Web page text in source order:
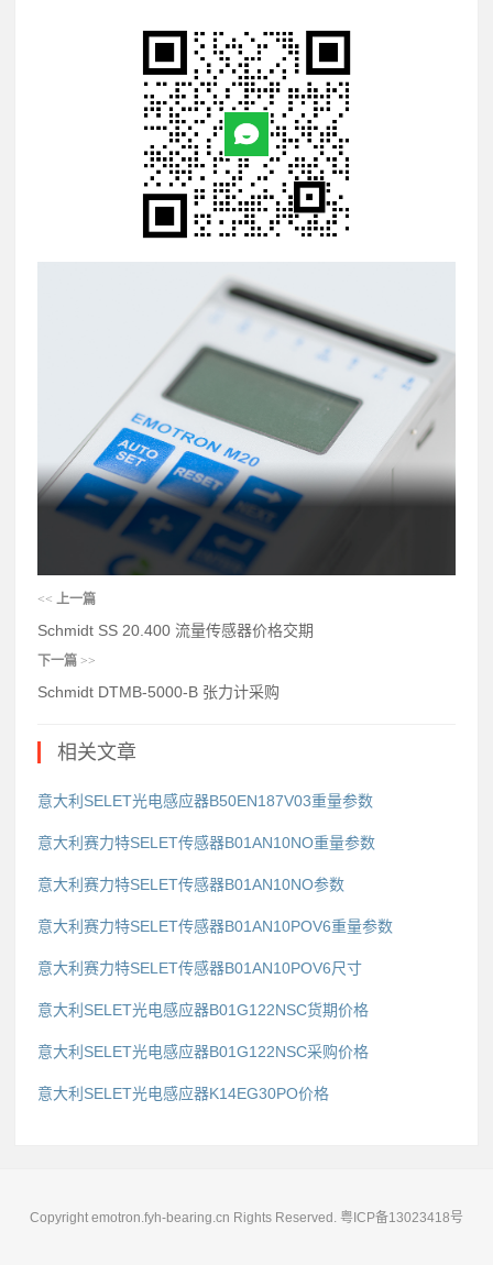
<< 上一篇
Schmidt SS 20.400 流量传感器价格交期
下一篇 >>
Schmidt DTMB-5000-B 张力计采购
相关文章
意大利SELET光电感应器B50EN187V03重量参数
意大利赛力特SELET传感器B01AN10NO重量参数
意大利赛力特SELET传感器B01AN10NO参数
意大利赛力特SELET传感器B01AN10POV6重量参数
意大利赛力特SELET传感器B01AN10POV6尺寸
意大利SELET光电感应器B01G122NSC货期价格
意大利SELET光电感应器B01G122NSC采购价格
意大利SELET光电感应器K14EG30PO价格
Copyright emotron.fyh-bearing.cn Rights Reserved. 粤ICP备13023418号